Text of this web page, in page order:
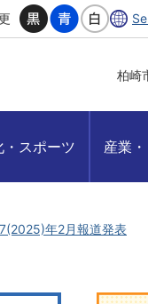
柏崎
スポーツ 産業
年2月報道発表